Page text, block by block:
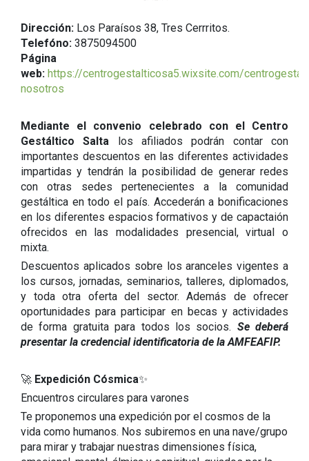
Dirección: Los Paraísos 38, Tres Cerrritos.
Telefóno: 3875094500
Página
web: https://centrogestalticosa5.wixsite.com/
nosotros
Mediante el convenio celebrado con el Centro
Gestáltico Salta los afiliados podrán contar con
importantes descuentos en las diferentes actividades
impartidas y tendrán la posibilidad de generar redes
con otras sedes pertenecientes a la comunidad
gestáltica en todo el país. Accederán a bonificaciones
en los diferentes espacios formativos y de capactaión
ofrecidos en las modalidades presencial, virtual o
mixta.
Descuentos aplicados sobre los aranceles vigentes a
los cursos, jornadas, seminarios, talleres, diplomados,
y toda otra oferta del sector. Además de ofrecer
oportunidades para participar en becas y actividades
de forma gratuita para todos los socios. Se deberá
presentar la credencial identificatoria de la AMFEAFIP.
🚀 Expedición Cósmica✨
Encuentros circulares para varones
Te proponemos una expedición por el cosmos de la
vida como humanos. Nos subiremos en una nave/grupo
para mirar y trabajar nuestras dimensiones física,